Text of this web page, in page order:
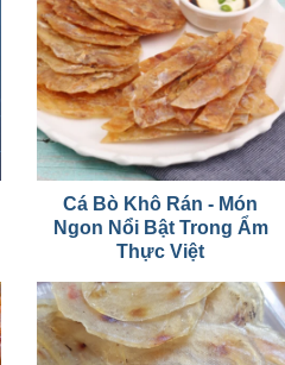
Cá Bò Khô Rán - Món
Ngon Nổi Bật Trong Ẩm
Thực Việt